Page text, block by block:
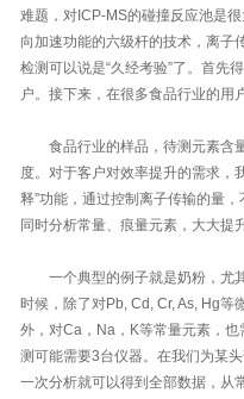
难题，对ICP-MS的碰撞反应池是
向加速功能的六级杆的技术，离子
检测可以说是“久经考验”了。首先
户。接下来，在很多食品行业的用
食品行业的样品，待测元素含
度。对于客户对效率提升的需求，
释”功能，通过控制离子传输的量
同时分析常量、痕量元素，大大提
一个典型的例子就是奶粉，尤
时候，除了对Pb, Cd, Cr, As, Hg等
外，对Ca，Na，K等常量元素，
测可能需要3台仪器。在我们为某
一次分析就可以得到全部数据，从